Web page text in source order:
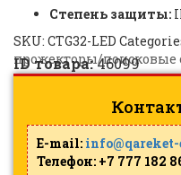
Степень защиты:
SKU: CTG32-LED
прожекторы/поисковые
ID товара:46099
E-mail:
Телефон: +7 777 182